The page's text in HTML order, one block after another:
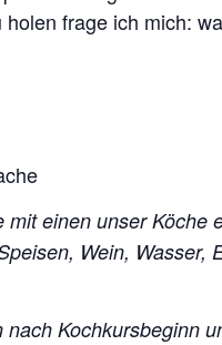
frage ich mich:
mit einen unser Köche
Wein,
Kochkursbeginn